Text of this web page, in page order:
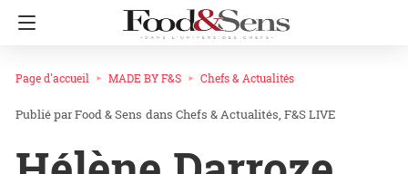
Page d'accueil MADE BY F&S Chefs & Actualités
Food & Sens dans Chefs & Actualités F&S LIVE